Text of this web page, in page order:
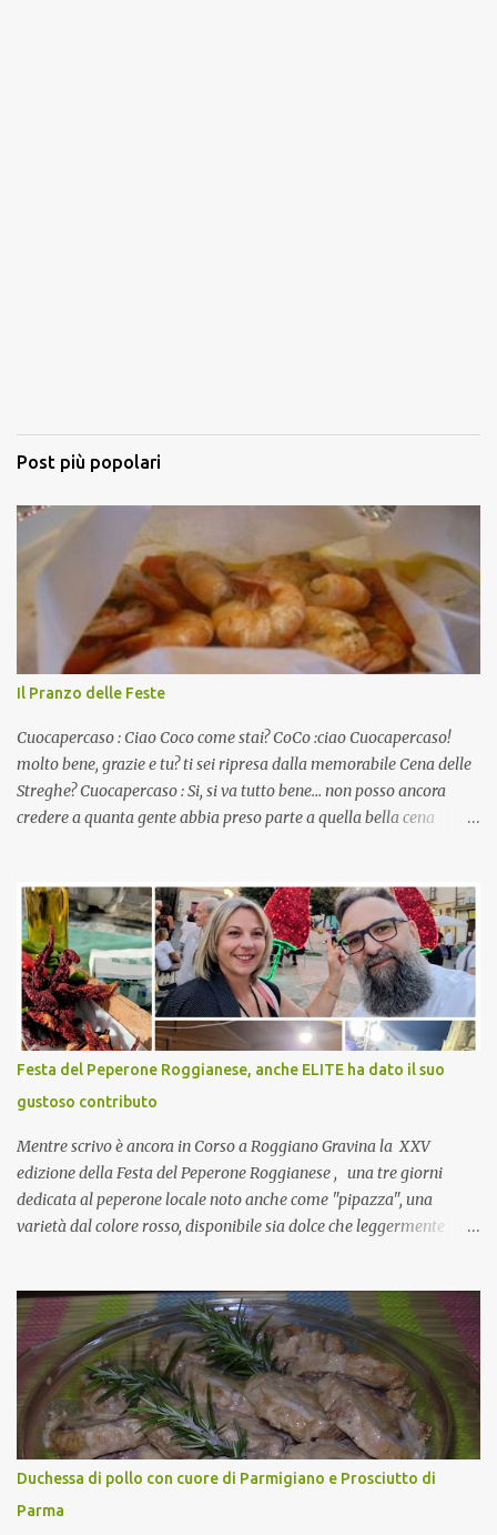
Post più popolari
Il Pranzo delle Feste
Cuocapercaso : Ciao Coco come stai? CoCo :ciao Cuocapercaso!
molto bene, grazie e tu? ti sei ripresa dalla memorabile Cena delle
Streghe? Cuocapercaso : Si, si va tutto bene… non posso ancora
credere a quanta gente abbia preso parte a quella bella cena
pranzo, racconta un po'! Perchè io avrò ospiti e cerco degli spunti...
Cuocapercaso : A dire il vero domenica prossima non preparo
nulla perché vado al Pranzo Aziendale di fine anno organizzato dai
mie capi! CoCo : Pranzo aziendale? Una bella idea! Cuocapercaso :
si, è un modo per riunirsi tutti a fine anno e tirare le somme…
naturalmente mangiando tutti insieme, con grande convivialità!
CoCo : è naturale il cibo, come sappiamo bene, funziona spesso da
collante e anche nel lavoro riesce a creare spesso l’ambiente
favorevole per molte belle opportunità, non trovi? Cuocapercaso :
Si, concordo! …addirittura si dice...
Festa del Peperone Roggianese, anche ELITE ha dato il suo
gustoso contributo
Mentre scrivo è ancora in Corso a Roggiano Gravina la XXV
edizione della Festa del Peperone Roggianese , una tre giorni
dedicata al peperone locale noto anche come "pipazza", una
varietà dal colore rosso, disponibile sia dolce che leggermente
(Pat) della Calabria. Un ingrediente versatile in cucina, utilizzato
fresco o essiccato in ricette della tradizione o in piatti innovativi.
Durante la prima serata dell'evento abbiamo avuto prova della
versatilità di questo ingrediente durante il "2° Concorso
Gastronomico di piatti a base di peperone Roggianese" ideato da
Gina Santagata , presidente dell'associazione Mongolfiera, che ha
visto coinvolte tante associazioni attive sul territorio che hanno
voluto partecipare presentando un loro piatto a base di peperone.
Da giurata del concorso insieme agli chef Francesco Luci e ...
Duchessa di pollo con cuore di Parmigiano e Prosciutto di
Parma